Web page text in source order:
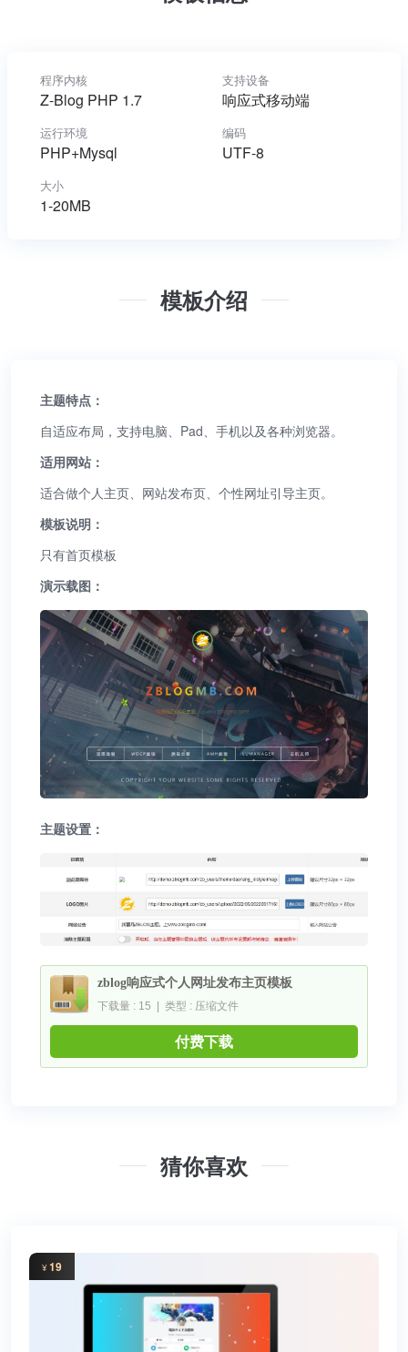
程序内核
Z-Blog PHP 1.7
支持设备
响应式移动端
运行环境
PHP+Mysql
编码
UTF-8
大小
1-20MB
模板介绍
主题特点：
自适应布局，支持电脑、Pad、手机以及各种浏览器。
适用网站：
适合做个人主页、网站发布页、个性网址引导主页。
模板说明：
只有首页模板
演示载图：
主题设置：
zblog响应式个人网址发布主页模板
下载量 : 15 | 类型 : 压缩文件
付费下载
猜你喜欢
¥19